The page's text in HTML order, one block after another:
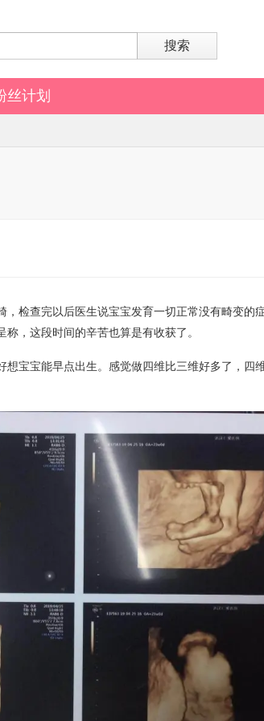
搜索
丝计划
，检查完以后医生说宝宝发育一切正常没有畸变的
，这段时间的辛苦也算是有收获了。
想宝宝能早点出生。感觉做四维比三维好多了，四